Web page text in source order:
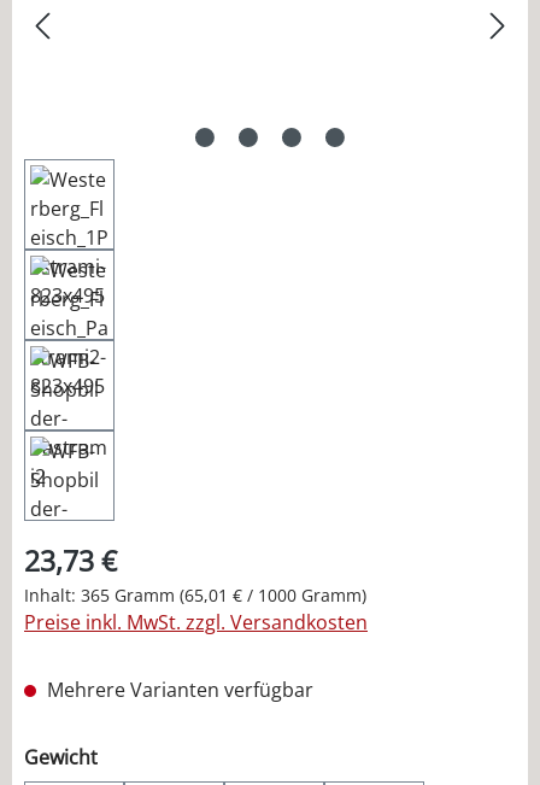
23,73 €
Inhalt: 365 Gramm (65,01 € / 1000 Gramm)
Preise inkl. MwSt. zzgl. Versandkosten
Mehrere Varianten verfügbar
Gewichtauswählen